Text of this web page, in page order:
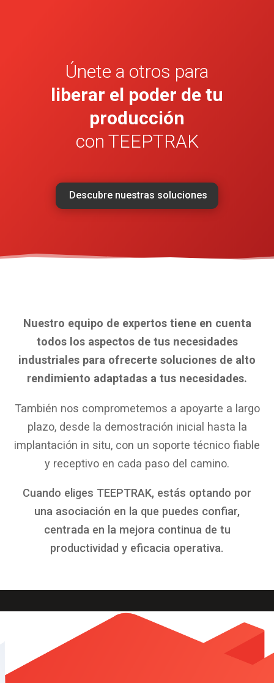
Únete a otros para
liberar el poder de tu
producción
con TEEPTRAK
Descubre nuestras soluciones
Nuestro equipo de expertos tiene en cuenta
todos los aspectos de tus necesidades
industriales para ofrecerte soluciones de alto
rendimiento adaptadas a tus necesidades.
También nos comprometemos a apoyarte a largo
plazo, desde la demostración inicial hasta la
implantación in situ, con un soporte técnico fiable
y receptivo en cada paso del camino.
Cuando eliges TEEPTRAK, estás optando por
una asociación en la que puedes confiar,
centrada en la mejora continua de tu
productividad y eficacia operativa.